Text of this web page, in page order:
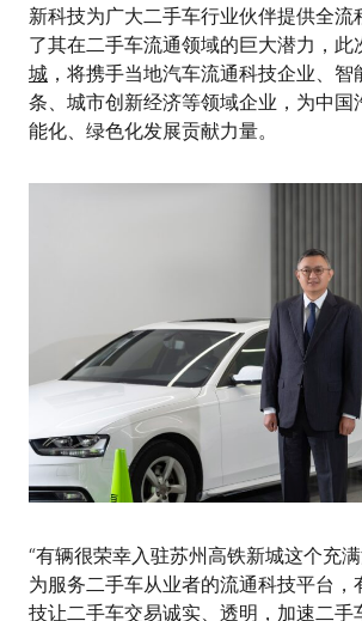
新科技为广大二手车行业伙伴提供全流
了其在二手车流通领域的巨大潜力，此
城 ，将携手当地汽车流通科技企业、
条、城市创新经济等领域企业，为中国
能化、绿色化发展贡献力量。
“有辆很荣幸入驻苏州高铁新城这个充
为服务二手车从业者的流通科技平台，
技让二手车交易诚实、透明，加速二手